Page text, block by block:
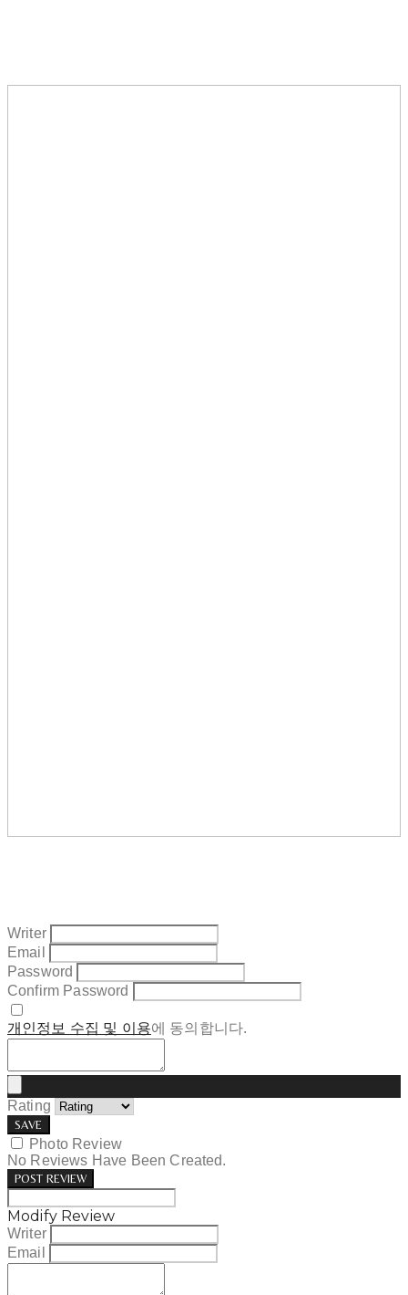
Writer
Email
Password
Confirm Password
개인정보 수집 및 이용에 동의합니다.
Rating
SAVE
Photo Review
No Reviews Have Been Created.
POST REVIEW
Modify Review
Writer
Email